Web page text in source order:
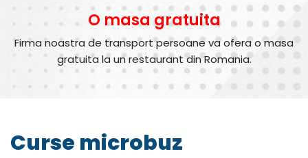
O masa gratuita
Firma noastra de transport persoane va ofera o masa
gratuita la un restaurant din Romania.
Curse microbuz